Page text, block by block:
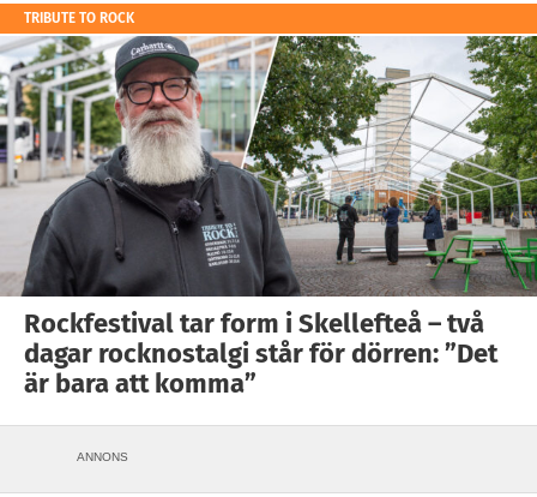
TRIBUTE TO ROCK
Rockfestival tar form i Skellefteå – två
dagar rocknostalgi står för dörren: ”Det
är bara att komma”
ANNONS